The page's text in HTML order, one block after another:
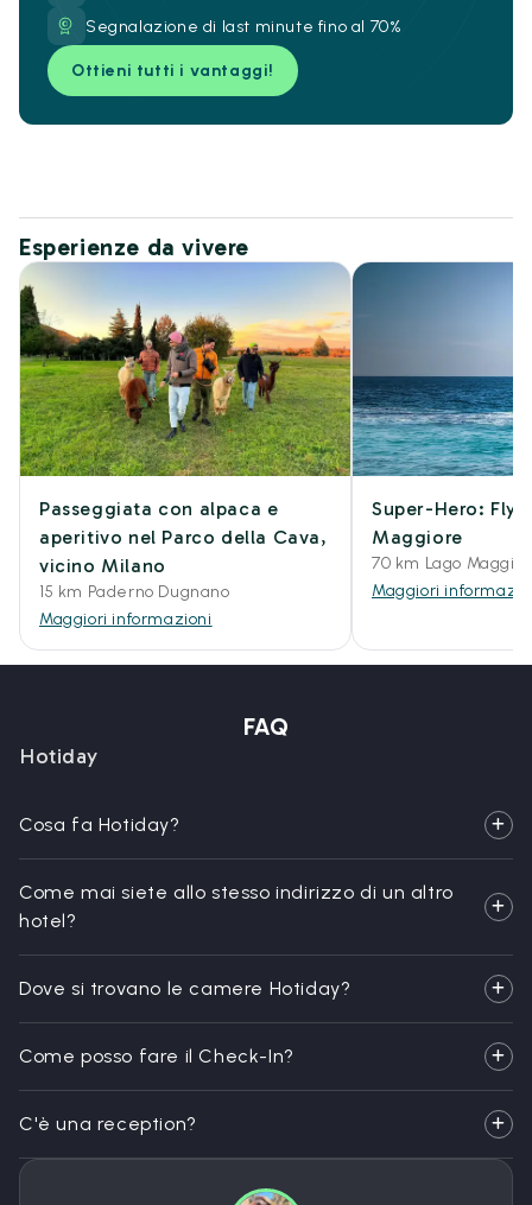
Segnalazione di last minute fino al 70%
Ottieni tutti i vantaggi!
Esperienze da vivere
Passeggiata con alpaca e
aperitivo nel Parco della Cava,
vicino Milano
15 km Paderno Dugnano
Maggiori informazioni
Super-Hero:
Maggiore
70 km Lago
Maggiori
FAQ
Hotiday
Cosa fa Hotiday?
Come mai siete allo stesso indirizzo di un altro
hotel?
Dove si trovano le camere Hotiday?
Come posso fare il Check-In?
C'è una reception?